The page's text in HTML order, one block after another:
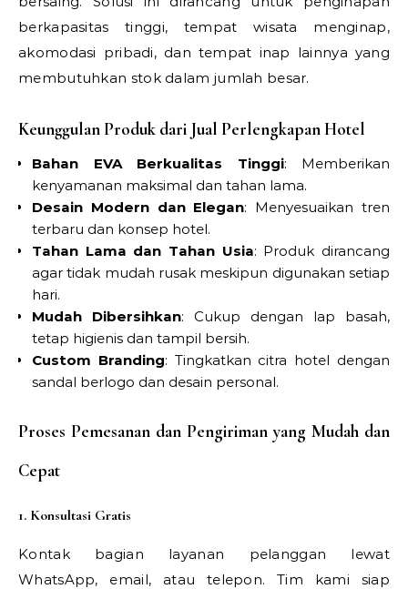
berkapasitas tinggi, tempat wisata menginap,
akomodasi pribadi, dan tempat inap lainnya yang
membutuhkan stok dalam jumlah besar.
Keunggulan Produk dari Jual Perlengkapan Hotel
Bahan EVA Berkualitas Tinggi: Memberikan
kenyamanan maksimal dan tahan lama.
Desain Modern dan Elegan: Menyesuaikan tren
terbaru dan konsep hotel.
Tahan Lama dan Tahan Usia: Produk dirancang
agar tidak mudah rusak meskipun digunakan setiap
hari.
Mudah Dibersihkan: Cukup dengan lap basah,
tetap higienis dan tampil bersih.
Custom Branding: Tingkatkan citra hotel dengan
sandal berlogo dan desain personal.
Proses Pemesanan dan Pengiriman yang Mudah dan
Cepat
1. Konsultasi Gratis
Kontak bagian layanan pelanggan lewat
WhatsApp, email, atau telepon. Tim kami siap